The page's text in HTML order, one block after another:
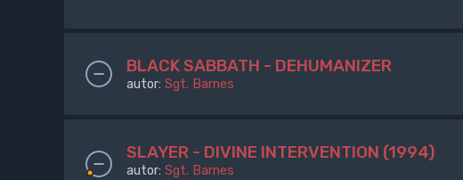
BLACK SABBATH - DEHUMANIZER
autor: Sgt. Barnes
SLAYER - DIVINE INTERVENTION (1994)
autor: Sgt. Barnes